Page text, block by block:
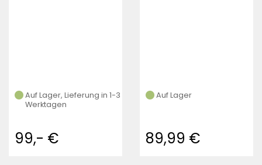
Auf Lager, Lieferung in 1-3
Werktagen
99,- €
Auf Lager
89,99 €